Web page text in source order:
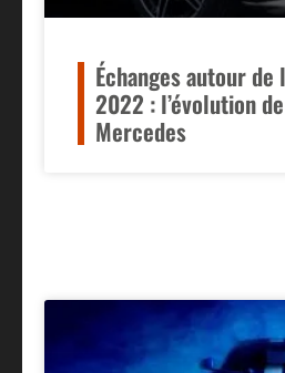
Échanges autour de
2022 : l’évolution
Mercedes